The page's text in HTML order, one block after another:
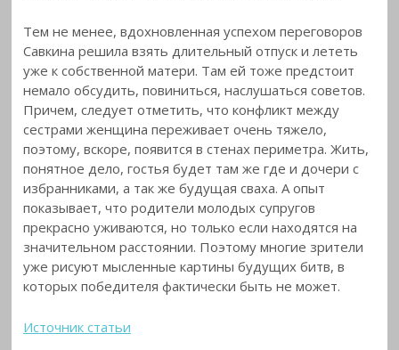
Тем не менее, вдохновленная успехом переговоров
Савкина решила взять длительный отпуск и лететь
уже к собственной матери. Там ей тоже предстоит
немало обсудить, повиниться, наслушаться советов.
Причем, следует отметить, что конфликт между
сестрами женщина переживает очень тяжело,
поэтому, вскоре, появится в стенах периметра. Жить,
понятное дело, гостья будет там же где и дочери с
избранниками, а так же будущая сваха. А опыт
показывает, что родители молодых супругов
прекрасно уживаются, но только если находятся на
значительном расстоянии. Поэтому многие зрители
уже рисуют мысленные картины будущих битв, в
которых победителя фактически быть не может.
Источник статьи